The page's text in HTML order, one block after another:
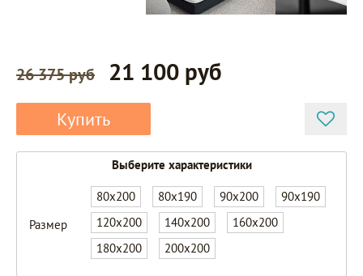
26 375 руб 21 100 руб
Купить
Выберите характеристики
Размер
80x200 80x190 90x200
90x190
120x200
140x200
160x200
180x200
200x200